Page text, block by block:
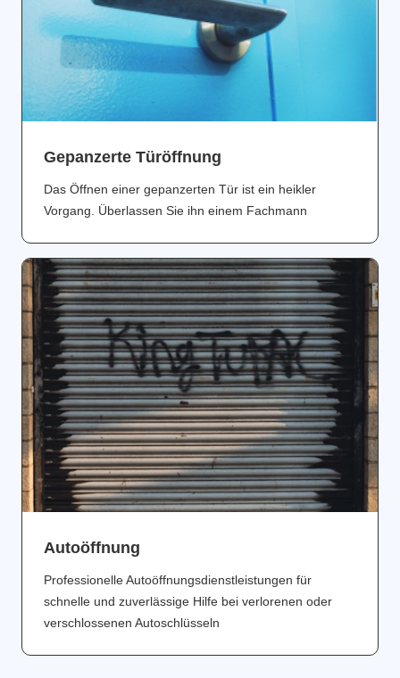
Gepanzerte Türöffnung
Das Öffnen einer gepanzerten Tür ist ein heikler
Vorgang. Überlassen Sie ihn einem Fachmann
Аutoöffnung
Professionelle Autoöffnungsdienstleistungen für
schnelle und zuverlässige Hilfe bei verlorenen oder
verschlossenen Autoschlüsseln